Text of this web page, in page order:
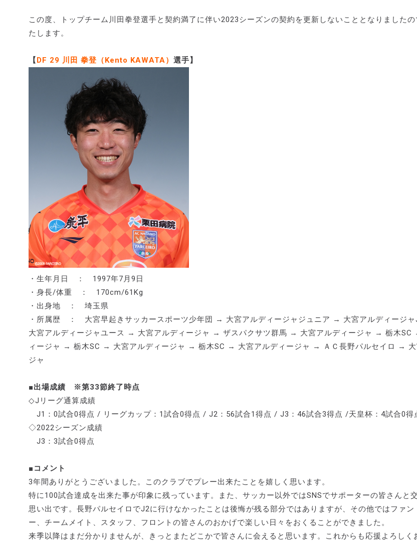
この度、トップチーム川田拳登選手と契約満了に伴い2023シーズンの契約を更新しないこととなりました
たします。
【DF 29 川田 拳登（Kento KAWATA） 選手】
・生年月日 ： 1997年7月9日
・身長/体重 ： 170cm/61Kg
・出身地 ： 埼玉県
・所属歴 ： 大宮早起きサッカースポーツ少年団 → 大宮アルディージャジュニア → 大宮アルディージ
大宮アルディージャユース → 大宮アルディージャ → ザスパクサツ群馬 → 大宮アルディージャ → 栃木SC
ィージャ → 栃木SC → 大宮アルディージャ → 栃木SC → 大宮アルディージャ → ＡＣ長野パルセイロ → 大
ジャ
■出場成績 ※第33節終了時点
◇Jリーグ通算成績
J1：0試合0得点 / リーグカップ：1試合0得点 / J2：56試合1得点 / J3：46試合3得点 /天皇杯：4試合0得
◇2022シーズン成績
J3：3試合0得点
■コメント
3年間ありがとうございました。このクラブでプレー出来たことを嬉しく思います。
特に100試合達成を出来た事が印象に残っています。また、サッカー以外ではSNSでサポーターの皆さんと
思い出です。長野パルセイロでJ2に行けなかったことは後悔が残る部分ではありますが、その他ではファン
ー、チームメイト、スタッフ、フロントの皆さんのおかげで楽しい日々をおくることができました。
来季以降はまだ分かりませんが、きっとまたどこかで皆さんに会えると思います。これからも応援よろしく